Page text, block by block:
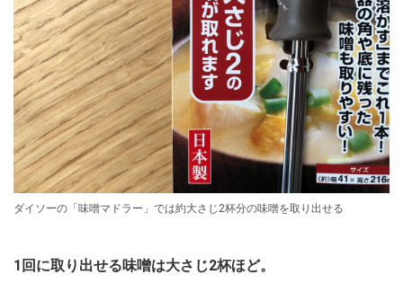
ダイソーの「味噌マドラー」では約大さじ2杯分の味噌を取り出せる
1回に取り出せる味噌は大さじ2杯ほど。